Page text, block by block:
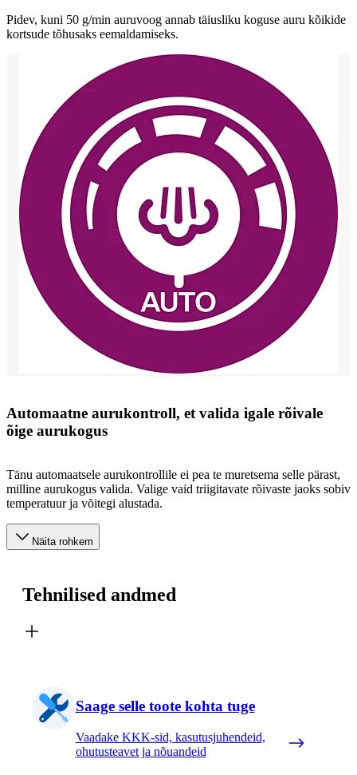
Pidev, kuni 50 g/min auruvoog annab täiusliku koguse auru kõikide
kortsude tõhusaks eemaldamiseks.
Automaatne aurukontroll, et valida igale rõivale
õige aurukogus
Tänu automaatsele aurukontrollile ei pea te muretsema selle pärast,
milline aurukogus valida. Valige vaid triigitavate rõivaste jaoks sobiv
temperatuur ja võitegi alustada.
Näita rohkem
Tehnilised andmed
Saage selle toote kohta tuge
Vaadake KKK-sid, kasutusjuhendeid,
ohutusteavet ja nõuandeid